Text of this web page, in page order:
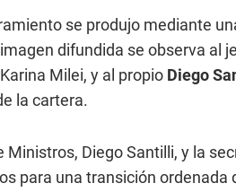
se produjo mediante
difundida se observa al
Milei, y al propio Diego
la cartera.
Diego Santilli, y la
para una transición ordenada